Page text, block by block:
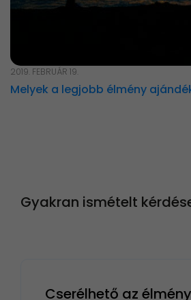
2019. FEBRUÁR 19.
Melyek a legjobb élmény
Gyakran ismételt
Cserélhető az